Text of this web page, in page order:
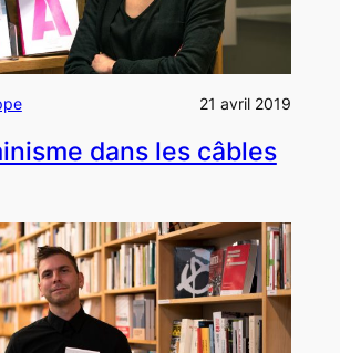
21 avril 2019
dans les câbles